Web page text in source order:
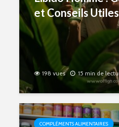
et Conseils Utiles
198 vues 15 min de
COMPLÉMENTS ALIMENTAIRES